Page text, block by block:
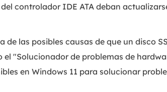
controlador IDE ATA deban
de las posibles causas de que un disco
"Solucionador de problemas de
en Windows 11 para solucionar